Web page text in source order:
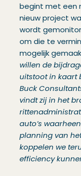
begint met een
nieuw project
wordt
om die te
mogelijk
willen de
uitstoot in kaart
Buck
vindt zij in het
auto’s
planning van
koppelen we
efficiency